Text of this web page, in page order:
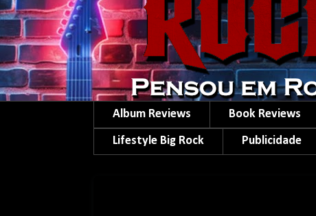
Album Reviews Book Reviews
Lifestyle Big Rock Publicidade